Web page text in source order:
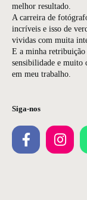
melhor resultado.
A carreira de
incríveis e isso de
vividas com muita
E a minha retribuição
sensibilidade e muito
em meu trabalho.
Siga-nos